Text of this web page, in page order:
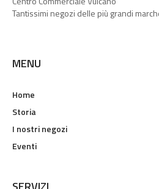
Centro Commerciale Vulcano
Tantissimi negozi delle più grandi marche.
MENU
I nostri negozi